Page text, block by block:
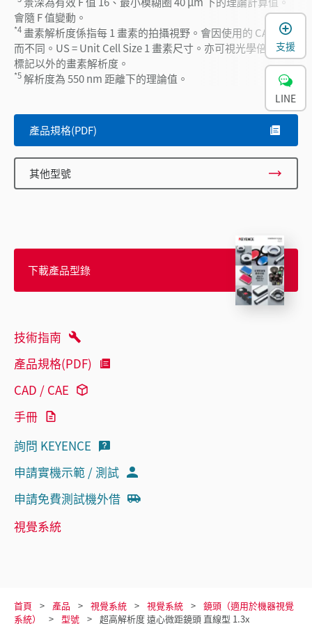
會隨 F 值變動。
*4 畫素解析度係指每 1 畫素的拍攝視野。會因使用的 CAMERA
而不同。US = Unit Cell Size 1 畫素尺寸。亦可視光學倍率使用
標記以外的畫素解析度。
*5 解析度為 550 nm 距離下的理論值。
產品規格(PDF)
其他型號
下載產品型錄
技術指南
產品規格(PDF)
CAD / CAE
手冊
詢問 KEYENCE
申請實機示範 / 測試
申請免費測試機外借
視覺系統
首頁 產品 視覺系統 視覺系統
鏡頭（適用於機器視覺
系統）
型號 超高解析度 遠心微距鏡頭 直線型 1.3x
支援
LINE